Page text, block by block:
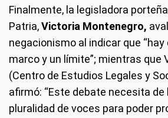
Finalmente, la legisladora
Patria,Victoria Montenegro,
negacionismo al indicar que
marco y un límite”; mientras que
(Centro de Estudios Legales y
afirmó: “Este debate necesita de
pluralidad de voces para poder